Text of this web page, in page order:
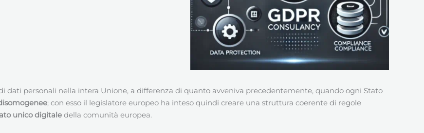
dati personali nella intera Unione, a differenza di quanto avveniva precedentemente, quando ogni Stato
; con esso il legislatore europeo ha inteso quindi creare una struttura coerente di regole
unico digitale della comunità europea.